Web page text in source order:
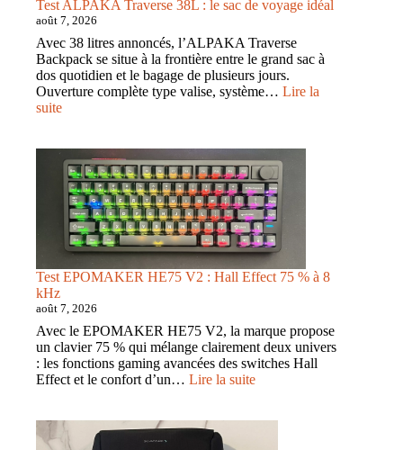
Test ALPAKA Traverse 38L : le sac de voyage idéal
août 7, 2026
Avec 38 litres annoncés, l’ALPAKA Traverse
Backpack se situe à la frontière entre le grand sac à
dos quotidien et le bagage de plusieurs jours.
Ouverture complète type valise, système… Lire la
suite:
Traverse
38L
le
sac
de
voyage
idéal
Test EPOMAKER HE75 V2 : Hall Effect 75 % à 8
kHz
août 7, 2026
Avec le EPOMAKER HE75 V2, la marque propose
un clavier 75 % qui mélange clairement deux univers
: les fonctions gaming avancées des switches Hall
Effect et le confort d’un… Lire la suite: